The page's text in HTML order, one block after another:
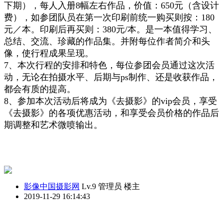
下期），每人入册8幅左右作品，价值：650元（含设计
费），如参团队员在第一次印刷前统一购买则按：180
元／本。 印刷后再买则：380元/本。 是一本值得学习、
总结、交流、珍藏的作品集。 并附每位作者简介和头
像 ，使行程成果呈现。
7、本次行程的安排和特色，每位参团会员通过这次活
动，无论在拍摄水平、后期与ps制作、还是收获作品，
都会有质的提高。
8、参加本次活动后将成为《去摄影》的vip会员，享受
《去摄影》的各项优惠活动，和享受会员价格的作品后
期调整和艺术微喷输出。
影像中国摄影网 Lv.9 管理员 楼主
2019-11-29 16:14:43